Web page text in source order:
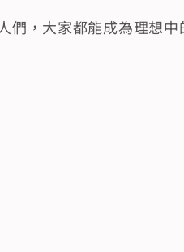
們，大家都能成為理想中